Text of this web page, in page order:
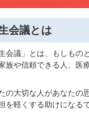
会議とは
生会議」とは、もしも
族や信頼できる人、医
の大切な人があなたの
を軽くする助けになる